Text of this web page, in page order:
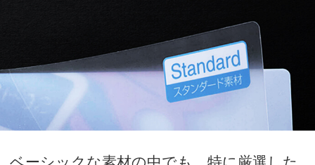
ベーシックな素材の中でも、特に厳選した
ツヤのある素材を使用したフルカラーのク
リアファイルです。最新のデジタル印刷技
術により、小ロットながらオフセット印刷
に迫る品質で仕上げます。物販などの販売
用としても選ばれる確かなクオリティを維
性を備え、溶着部分への印刷も可能です。